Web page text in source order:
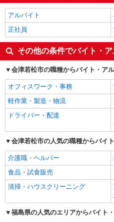
アルバイト
正社員
その他の条件でバイト・
会津若松市の職種からバイト・ア
オフィスワーク・事務
軽作業・製造・物流
ドライバー・配達
会津若松市の人気の職種からバイ
介護職・ヘルパー
食品・試食販売
清掃・ハウスクリーニング
福島県の人気のエリアからバイト